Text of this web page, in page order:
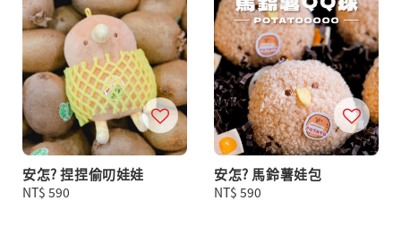
安怎? 捏捏偷叨娃娃
Regular
NT$ 590
安怎? 馬鈴薯娃包
Regular
NT$ 590